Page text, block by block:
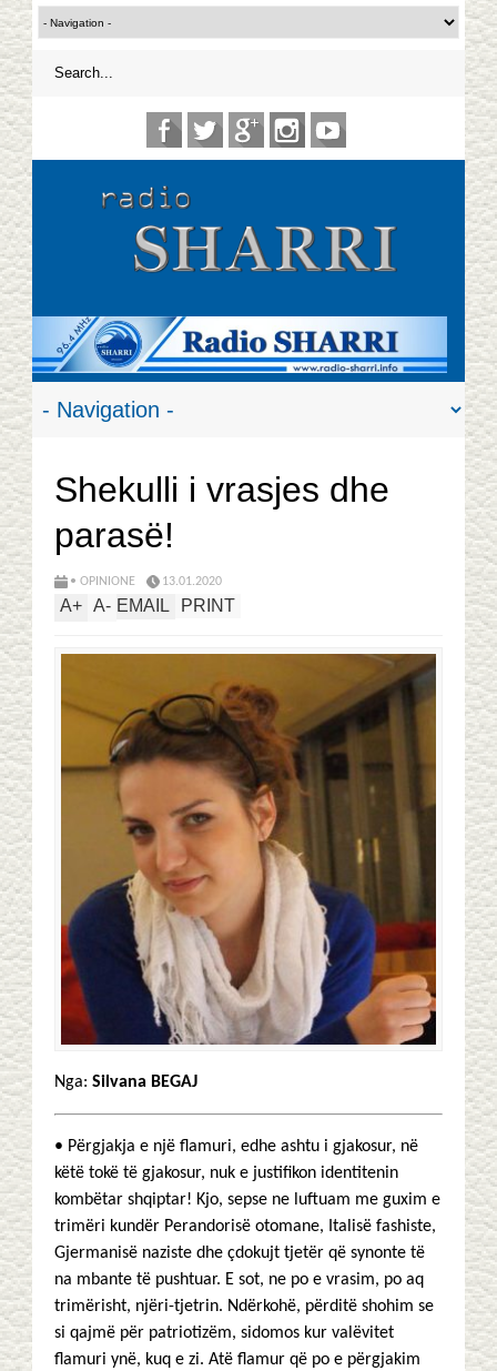
Shekulli i vrasjes dhe
parasë!
• OPINIONE 13.01.2020
A+ A- EMAIL PRINT
Nga: Silvana BEGAJ
• Përgjakja e një flamuri, edhe ashtu i gjakosur, në
këtë tokë të gjakosur, nuk e justifikon identitenin
kombëtar shqiptar! Kjo, sepse ne luftuam me guxim e
trimëri kundër Perandorisë otomane, Italisë fashiste,
Gjermanisë naziste dhe çdokujt tjetër që synonte të
na mbante të pushtuar. E sot, ne po e vrasim, po aq
trimërisht, njëri-tjetrin. Ndërkohë, përditë shohim se
si qajmë për patriotizëm, sidomos kur valëvitet
flamuri ynë, kuq e zi. Atë flamur që po e përgjakim